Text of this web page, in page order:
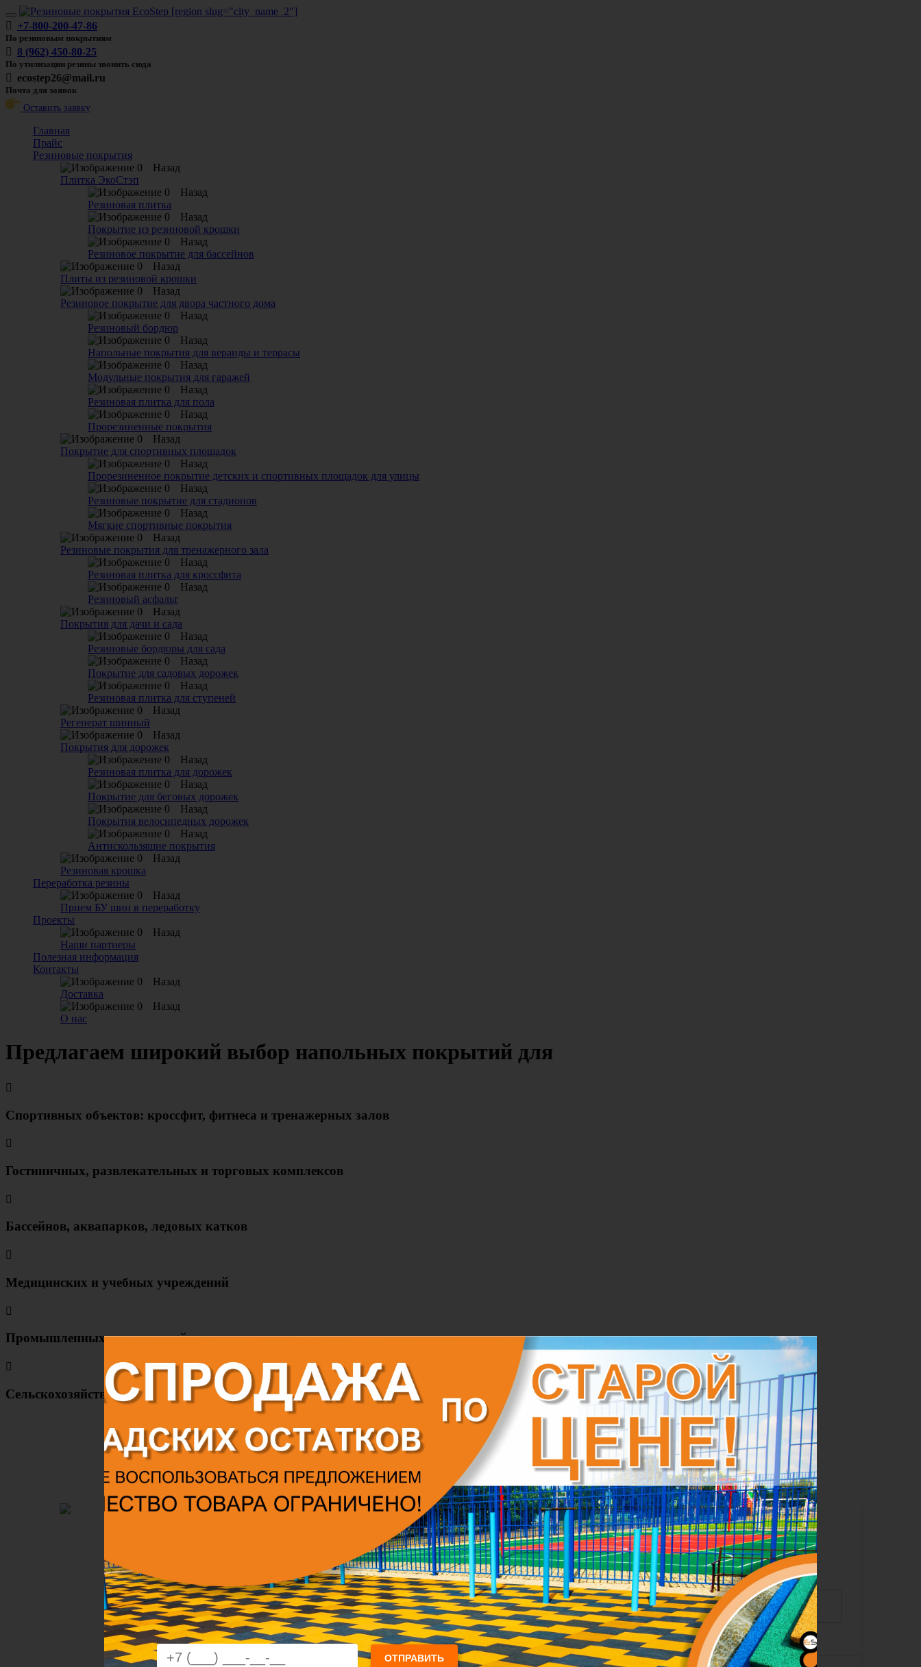
Toggle
navigation
+7-800-200-47-86
По резиновым покрытиям
8 (962) 450-80-25
По утилизации резины звонить сюда
ecostep26@mail.ru
Почта для заявок
Оставить заявку
Главная
Прайс
Резиновые покрытия
Назад
Плитка ЭкоСтэп
Назад
Резиновая плитка
Назад
Покрытие из резиновой крошки
Назад
Резиновое покрытие для бассейнов
Назад
Плиты из резиновой крошки
Назад
Резиновое покрытие для двора частного дома
Назад
Резиновый бордюр
Назад
Напольные покрытия для веранды и террасы
Назад
Модульные покрытия для гаражей
Назад
Резиновая плитка для пола
Назад
Прорезиненные покрытия
Назад
Покрытие для спортивных площадок
Назад
Прорезиненное покрытие детских и спортивных площадок для улицы
Назад
Резиновые покрытие для стадионов
Назад
Мягкие спортивные покрытия
Назад
Резиновые покрытия для тренажерного зала
Назад
Резиновая плитка для кроссфита
Назад
Резиновый асфальт
Назад
Покрытия для дачи и сада
Назад
Резиновые бордюры для сада
Назад
Покрытие для садовых дорожек
Назад
Резиновая плитка для ступеней
Назад
Регенерат шинный
Назад
Покрытия для дорожек
Назад
Резиновая плитка для дорожек
Назад
Покрытие для беговых дорожек
Назад
Покрытия велосипедных дорожек
Назад
Антискользящие покрытия
Назад
Резиновая крошка
Переработка резины
Назад
Прием БУ шин в переработку
Проекты
Назад
Наши партнеры
Полезная информация
Контакты
Назад
Доставка
Назад
О нас
Предлагаем широкий выбор напольных покрытий для
Спортивных объектов: кроссфит, фитнеса и тренажерных залов
Гостиничных, развлекательных и торговых комплексов
Бассейнов, аквапарков, ледовых катков
Медицинских и учебных учреждений
Промышленных предприятий
Cельскохозяйств. предприятий
РАССЧИТАТЬ СТОИМОСТЬ ПОКРЫТИЯ
Для изменения цвета, выделите нужные плиты и выберите дополнительный цвет
Введите размер площадки, м:
Длина
Длина =
Ширина
Ширина =
ОТПРАВИТЬ